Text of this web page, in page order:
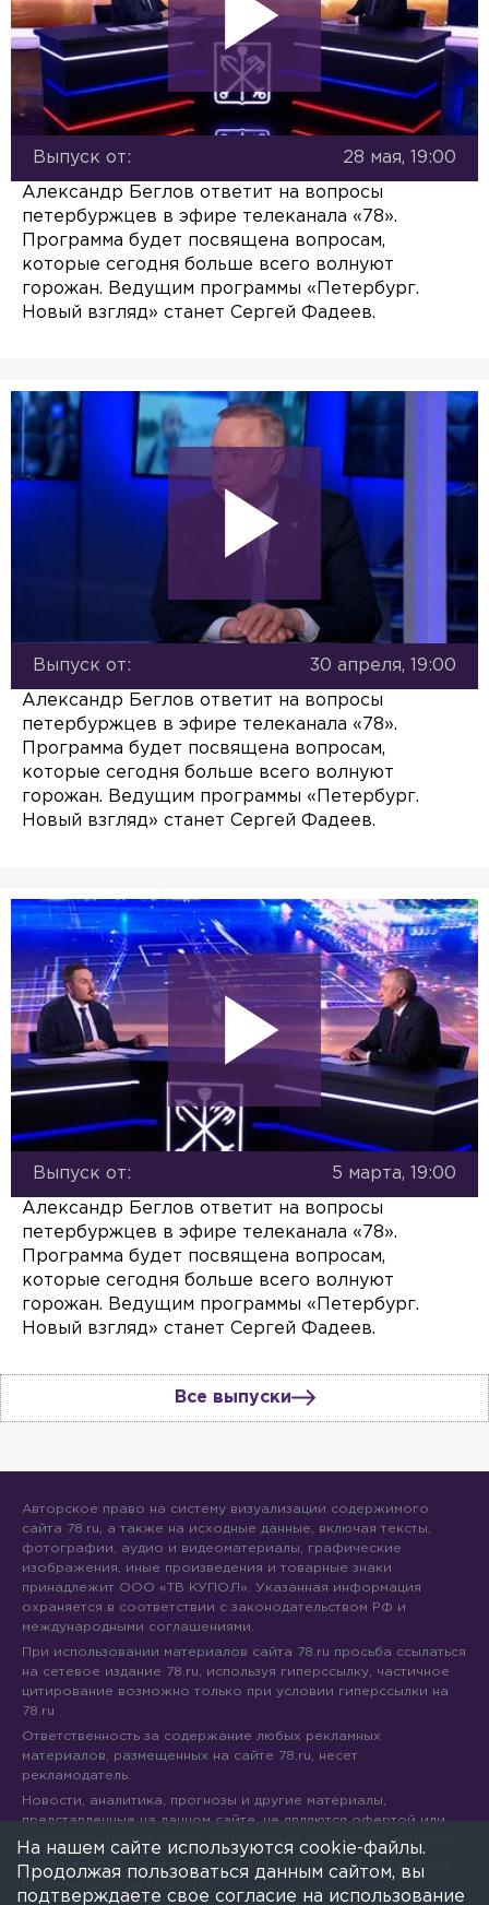
Выпуск от: 28 мая, 19:00
Александр Беглов ответит на вопросы
петербуржцев в эфире телеканала «78».
Программа будет посвящена вопросам,
которые сегодня больше всего волнуют
горожан. Ведущим программы «Петербург.
Новый взгляд» станет Сергей Фадеев.
Выпуск от: 30 апреля, 19:00
Александр Беглов ответит на вопросы
петербуржцев в эфире телеканала «78».
Программа будет посвящена вопросам,
которые сегодня больше всего волнуют
горожан. Ведущим программы «Петербург.
Новый взгляд» станет Сергей Фадеев.
Выпуск от: 5 марта, 19:00
Александр Беглов ответит на вопросы
петербуржцев в эфире телеканала «78».
Программа будет посвящена вопросам,
которые сегодня больше всего волнуют
горожан. Ведущим программы «Петербург.
Новый взгляд» станет Сергей Фадеев.
Все выпуски
Авторское право на систему визуализации содержимого
сайта 78.ru, а также на исходные данные, включая тексты,
фотографии, аудио и видеоматериалы, графические
изображения, иные произведения и товарные знаки
принадлежит ООО «ТВ КУПОЛ». Указанная информация
охраняется в соответствии с законодательством РФ и
международными соглашениями.
При использовании материалов сайта 78.ru просьба ссылаться
на сетевое издание 78.ru, используя гиперссылку, частичное
цитирование возможно только при условии гиперссылки на
78.ru
Ответственность за содержание любых рекламных
материалов, размещенных на сайте 78.ru, несет
рекламодатель.
Новости, аналитика, прогнозы и другие материалы,
представленные на данном сайте, не являются офертой или
рекомендацией к покупке или продаже каких-либо активов.
Свидетельство о регистрации СМИ Эл № ФС77-71293 выдано
Роскомнадзором 17.10.2017
На нашем сайте используются cookie-файлы.
Продолжая пользоваться данным сайтом, вы
подтверждаете свое согласие на использование